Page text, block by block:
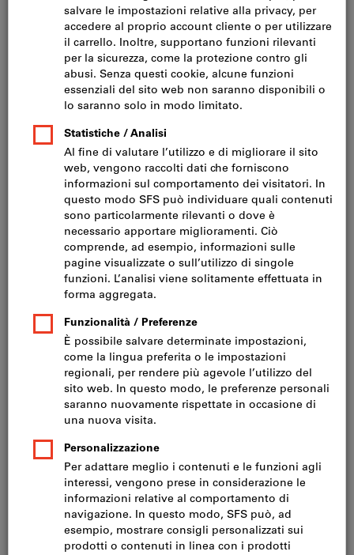
Fare clic per ingrandire l‘immagine
Prezzo più spese di spedizione
IVA esclusa CHF 31.90